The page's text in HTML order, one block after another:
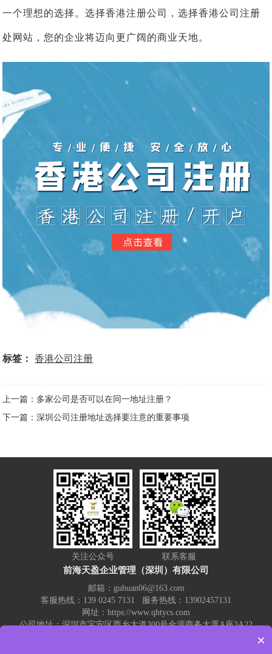
一个理想的选择。选择香港注册公司，选择香港公司注册
处网站，您的企业将迈向更广阔的商业天地。
标签： 香港公司注册
上一篇：多家公司是否可以在同一地址注册？
下一篇：深圳公司注册地址选择要注意的重要事项
关注公众号 联系客服
前海天盈企业管理（深圳）有限公司
邮箱：guhuan06@163.com
客服热线：139 0245 7131 服务热线：13902457131
网址：https://www.qhtycs.com
公司地址：深圳市宝安区西乡大道300号金源商务大厦A座3A22
×